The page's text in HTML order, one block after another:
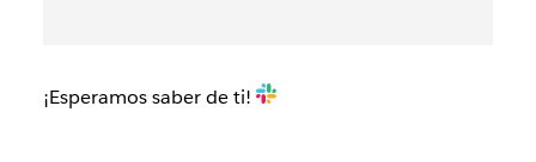
¡Esperamos saber de ti!